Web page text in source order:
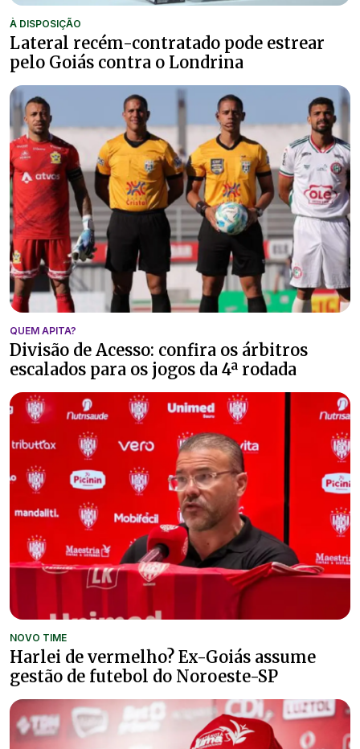
À DISPOSIÇÃO
Lateral recém-contratado pode estrear
pelo Goiás contra o Londrina
QUEM APITA?
Divisão de Acesso: confira os árbitros
escalados para os jogos da 4ª rodada
NOVO TIME
Harlei de vermelho? Ex-Goiás assume
gestão de futebol do Noroeste-SP